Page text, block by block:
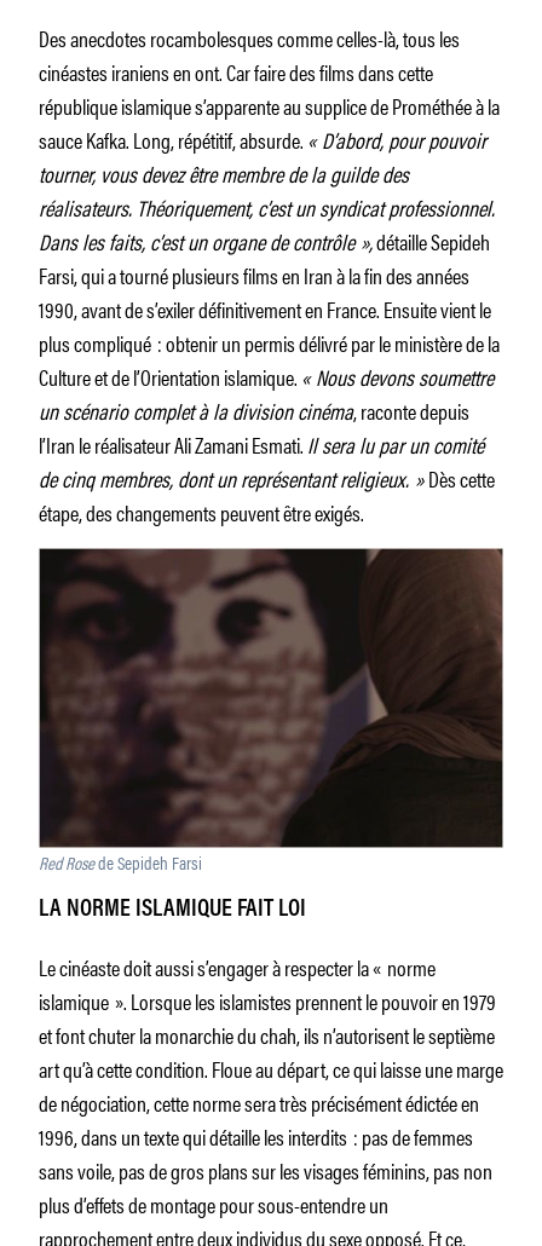
Des anecdotes rocambolesques comme celles-là, tous les
cinéastes iraniens en ont. Car faire des films dans cette
république islamique s’apparente au supplice de Prométhée à la
sauce Kafka. Long, répétitif, absurde. « D’abord, pour pouvoir
tourner, vous devez être membre de la guilde des
réalisateurs. Théoriquement, c’est un syndicat professionnel.
Dans les faits, c’est un organe de contrôle »,détaille Sepideh
Farsi, qui a tourné plusieurs films en Iran à la fin des années
1990, avant de s’exiler définitivement en France. Ensuite vient le
plus compliqué : obtenir un permis délivré par le ministère de la
Culture et de l’Orientation islamique. « Nous devons soumettre
un scénario complet à la division cinéma, raconte depuis
l’Iran le réalisateur Ali Zamani Esmati.Il sera lu par un comité
de cinq membres, dont un représentant religieux. »Dès cette
étape, des changements peuvent être exigés.
Red Rosede Sepideh Farsi
LA NORME ISLAMIQUE FAIT LOI
Le cinéaste doit aussi s’engager à respecter la « norme
islamique ». Lorsque les islamistes prennent le pouvoir en 1979
et font chuter la monarchie du chah, ils n’autorisent le septième
art qu’à cette condition. Floue au départ, ce qui laisse une marge
de négociation, cette norme sera très précisément édictée en
1996, dans un texte qui détaille les interdits : pas de femmes
sans voile, pas de gros plans sur les visages féminins, pas non
plus d’effets de montage pour sous-entendre un
rapprochement entre deux individus du sexe opposé. Et ce,